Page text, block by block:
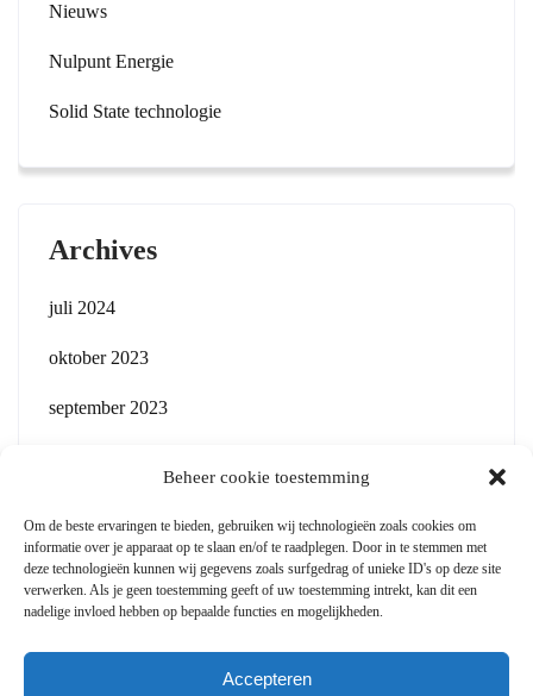
Beheer cookie toestemming
Om de beste ervaringen te bieden, gebruiken wij technologieën zoals cookies om
informatie over je apparaat op te slaan en/of te raadplegen. Door in te stemmen met
deze technologieën kunnen wij gegevens zoals surfgedrag of unieke ID's op deze site
verwerken. Als je geen toestemming geeft of uw toestemming intrekt, kan dit een
nadelige invloed hebben op bepaalde functies en mogelijkheden.
Accepteren
Nieuws
Nulpunt Energie
Solid State technologie
Archives
juli 2024
oktober 2023
september 2023
Legaal
ANBI
Privacybeleid